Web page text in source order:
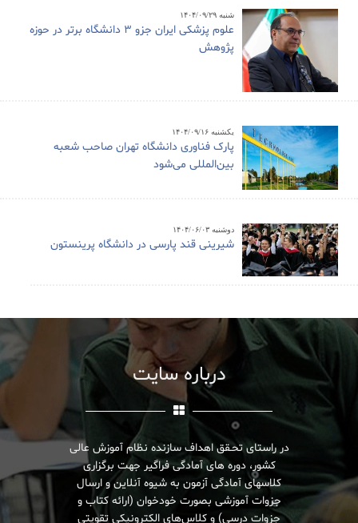
شنبه ۱۴۰۴/۰۹/۲۹
علوم پزشکی ایران جزو ۳ دانشگاه برتر در حوزه
پژوهش
یکشنبه ۱۴۰۴/۰۹/۱۶
پارک فناوری دانشگاه تهران صاحب شعبه
بین‌المللی می‌شود
دوشنبه ۱۴۰۴/۰۶/۰۳
شیرینی قند پارسی در دانشگاه پرینستون
درباره سایت
در راستای تحـقق اهداف سازنده نظام آموزش عالی
کشور، دوره های آمادگی فراگیر جهت برگزاری
کلاسهای آمادگی آزمون به شیوه آنلاین و ارسال
جزوات آموزشی بصورت خودخوان (ارائه کتاب و
جزوات درسی) و کلاس‌های الکترونیکی تقویتی